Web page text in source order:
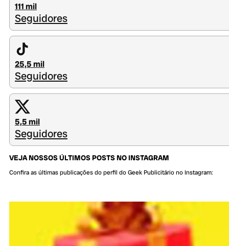
111 mil
Seguidores
25,5 mil
Seguidores
5,5 mil
Seguidores
VEJA NOSSOS ÚLTIMOS POSTS NO INSTAGRAM
Confira as últimas publicações do perfil do Geek Publicitário no Instagram: